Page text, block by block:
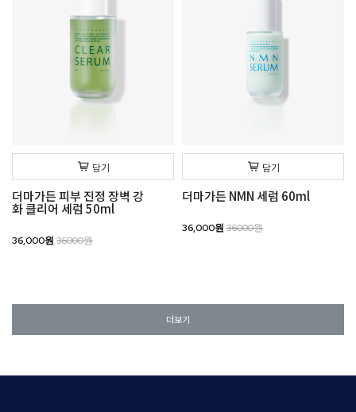
담기
더마가든 피부 진정 장벽 강
화 클리어 세럼 50ml
36,000원 36000원
담기
더마가든 NMN 세럼 60ml
36,000원 36000원
더보기